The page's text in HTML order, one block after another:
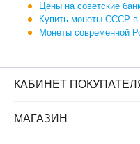
Цены на советские
Купить монеты СССР в
Монеты современной
КАБИНЕТ
МАГАЗИН